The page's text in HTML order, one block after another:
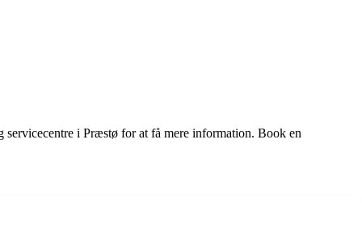
i Præstø for at få mere information. Book en